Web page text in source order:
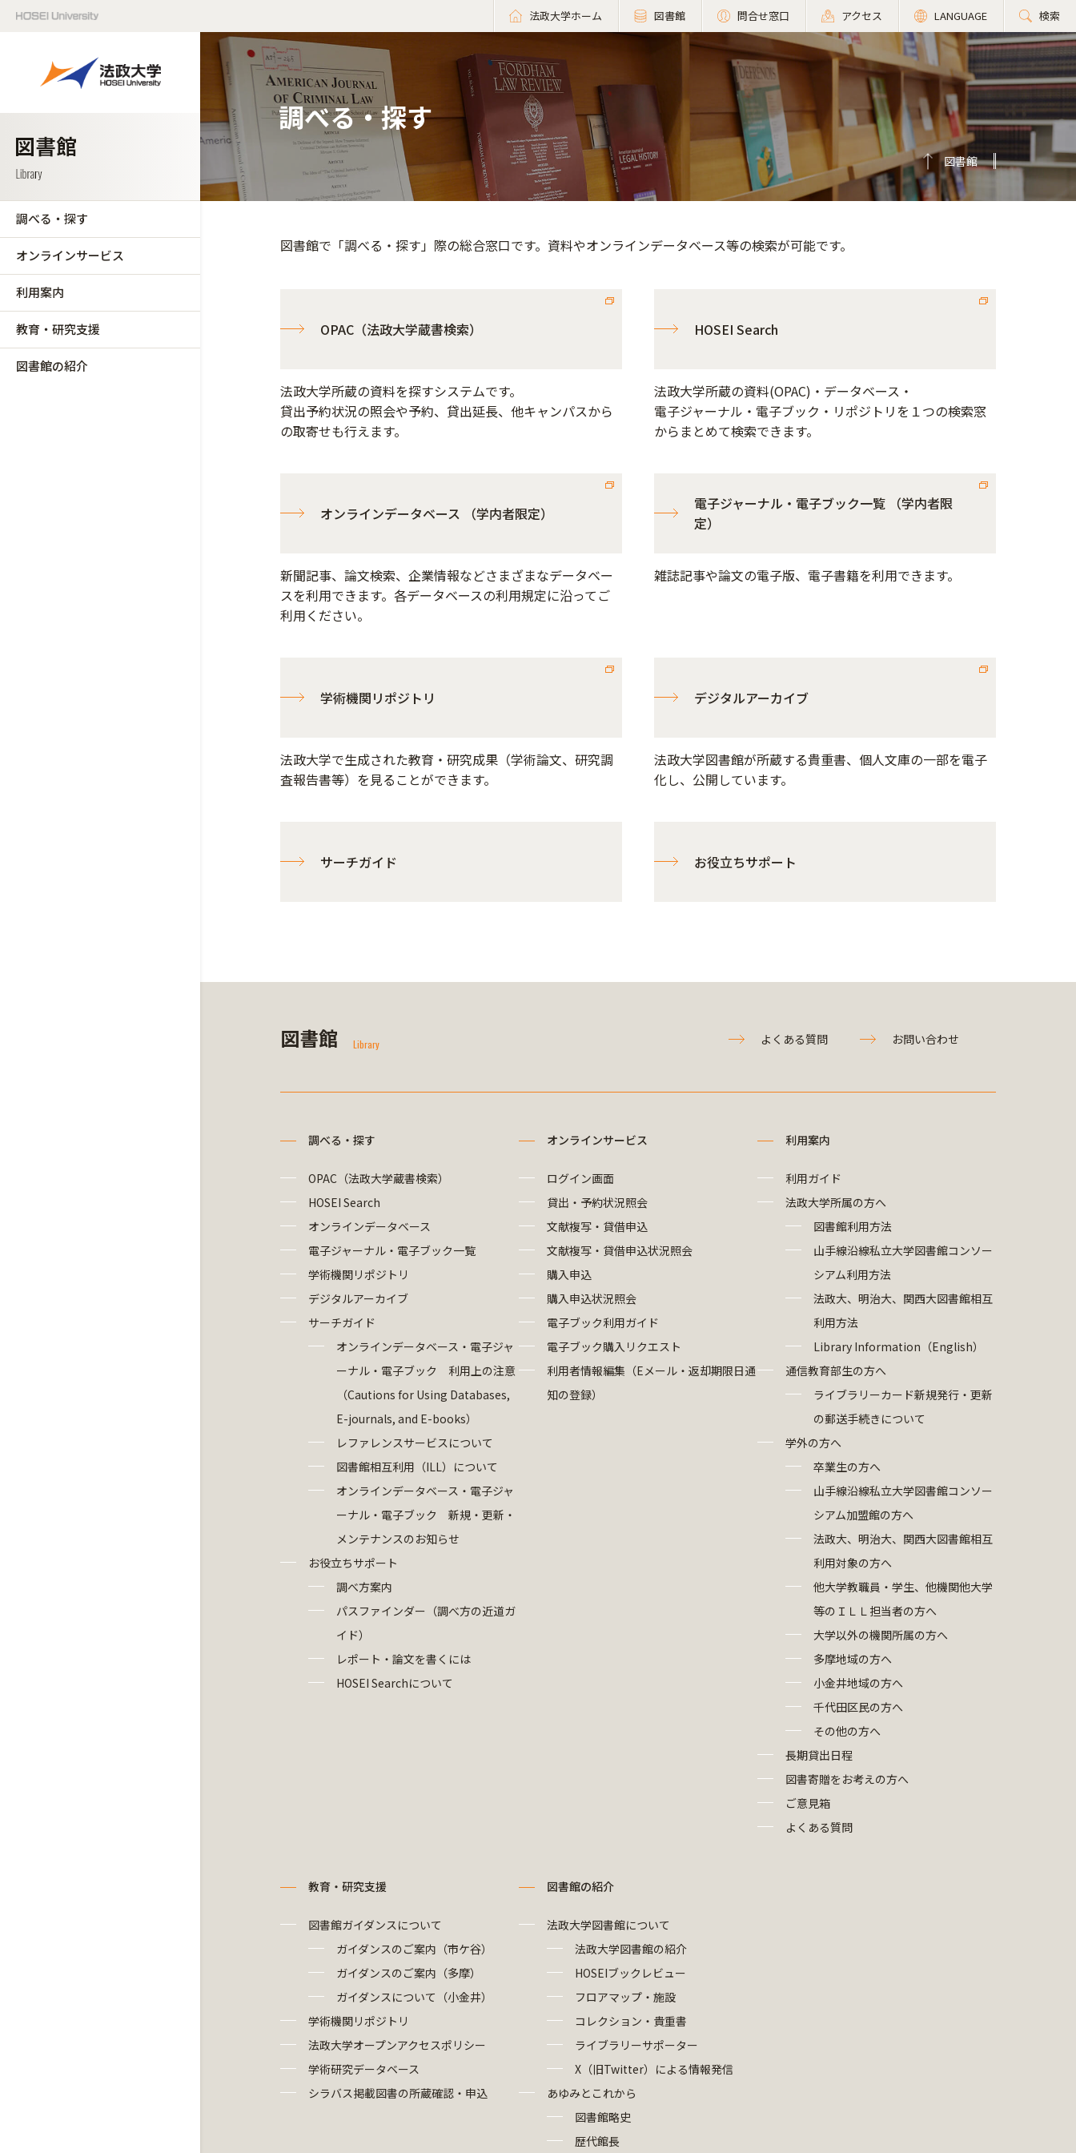
法政大学ホーム 図書館 問合せ窓口 アクセス LANGUAGE 検索
調べる・探す
オンラインサービス
利用案内
教育・研究支援
図書館の紹介
調べる・探す
図書館
図書館で「調べる・探す」際の総合窓口です。資料やオンラインデータベース等の検索が可能です。
OPAC（法政大学蔵書検索）
法政大学所蔵の資料を探すシステムです。
貸出予約状況の照会や予約、貸出延長、他キャンパスから
の取寄せも行えます。
HOSEI Search
法政大学所蔵の資料(OPAC)・データベース・
電子ジャーナル・電子ブック・リポジトリを１つの検索窓
からまとめて検索できます。
オンラインデータベース （学内者限定）
新聞記事、論文検索、企業情報などさまざまなデータベー
スを利用できます。各データベースの利用規定に沿ってご
利用ください。
電子ジャーナル・電子ブック一覧 （学内者限
定）
雑誌記事や論文の電子版、電子書籍を利用できます。
学術機関リポジトリ
法政大学で生成された教育・研究成果（学術論文、研究調
査報告書等）を見ることができます。
デジタルアーカイブ
法政大学図書館が所蔵する貴重書、個人文庫の一部を電子
化し、公開しています。
サーチガイド お役立ちサポート
図書館 Library よくある質問 お問い合わせ
調べる・探す
OPAC（法政大学蔵書検索）
HOSEI Search
オンラインデータベース
電子ジャーナル・電子ブック一覧
学術機関リポジトリ
デジタルアーカイブ
サーチガイド
オンラインデータベース・電子ジャ
ーナル・電子ブック 利用上の注意
（Cautions for Using Databases,
E-journals, and E-books）
レファレンスサービスについて
図書館相互利用（ILL）について
オンラインデータベース・電子ジャ
ーナル・電子ブック 新規・更新・
メンテナンスのお知らせ
お役立ちサポート
調べ方案内
パスファインダー（調べ方の近道ガ
イド）
レポート・論文を書くには
HOSEI Searchについて
オンラインサービス
ログイン画面
貸出・予約状況照会
文献複写・貸借申込
文献複写・貸借申込状況照会
購入申込
購入申込状況照会
電子ブック利用ガイド
電子ブック購入リクエスト
利用者情報編集（Eメール・返却期限日通
知の登録）
利用案内
利用ガイド
法政大学所属の方へ
図書館利用方法
山手線沿線私立大学図書館コンソー
シアム利用方法
法政大、明治大、関西大図書館相互
利用方法
Library Information（English）
通信教育部生の方へ
ライブラリーカード新規発行・更新
の郵送手続きについて
学外の方へ
卒業生の方へ
山手線沿線私立大学図書館コンソー
シアム加盟館の方へ
法政大、明治大、関西大図書館相互
利用対象の方へ
他大学教職員・学生、他機関他大学
等のＩＬＬ担当者の方へ
大学以外の機関所属の方へ
多摩地域の方へ
小金井地域の方へ
千代田区民の方へ
その他の方へ
長期貸出日程
図書寄贈をお考えの方へ
ご意見箱
よくある質問
教育・研究支援
図書館ガイダンスについて
ガイダンスのご案内（市ケ谷）
ガイダンスのご案内（多摩）
ガイダンスについて（小金井）
学術機関リポジトリ
法政大学オープンアクセスポリシー
学術研究データベース
シラバス掲載図書の所蔵確認・申込
図書館の紹介
法政大学図書館について
法政大学図書館の紹介
HOSEIブックレビュー
フロアマップ・施設
コレクション・貴重書
ライブラリーサポーター
X（旧Twitter）による情報発信
あゆみとこれから
図書館略史
歴代館長